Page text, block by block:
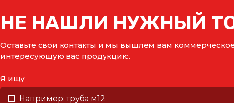
НЕ НАШЛИ НУЖНЫЙ
Оставьте свои контакты и мы вышлем вам
интересующую вас продукцию.
Я ищу